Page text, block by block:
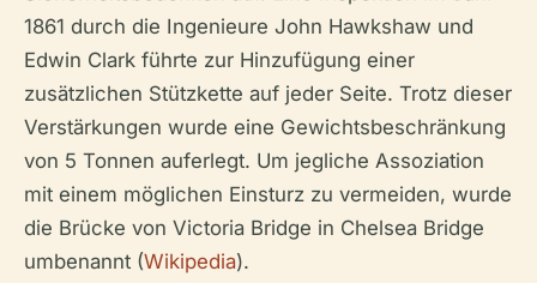
1861 durch die Ingenieure John Hawkshaw und
Edwin Clark führte zur Hinzufügung einer
zusätzlichen Stützkette auf jeder Seite. Trotz dieser
Verstärkungen wurde eine Gewichtsbeschränkung
von 5 Tonnen auferlegt. Um jegliche Assoziation
mit einem möglichen Einsturz zu vermeiden, wurde
die Brücke von Victoria Bridge in Chelsea Bridge
umbenannt (Wikipedia).